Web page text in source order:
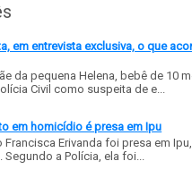
em entrevista exclusiva, o que
da pequena Helena, bebê de 10
Civil como suspeita de e...
em homicídio é presa em Ipu
Erivanda foi presa em
a Polícia, ela foi...